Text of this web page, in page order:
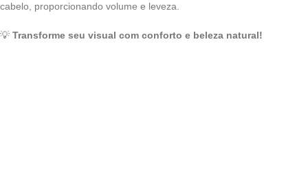
cabelo, proporcionando volume e leveza.
💡 Transforme seu visual com conforto e beleza natural!